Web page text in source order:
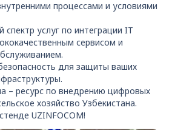
процессами и условиями
спектр услуг по интеграции IT
сервисом и
для защиты ваших
– ресурс по внедрению цифровых
хозяйство Узбекистана.
UZINFOCOM!